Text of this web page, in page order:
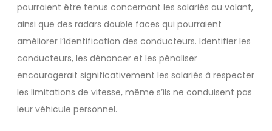
pourraient être tenus concernant les salariés au volant,
ainsi que des radars double faces qui pourraient
améliorer l’identification des conducteurs. Identifier les
conducteurs, les dénoncer et les pénaliser
encouragerait significativement les salariés à respecter
les limitations de vitesse, même s’ils ne conduisent pas
leur véhicule personnel.